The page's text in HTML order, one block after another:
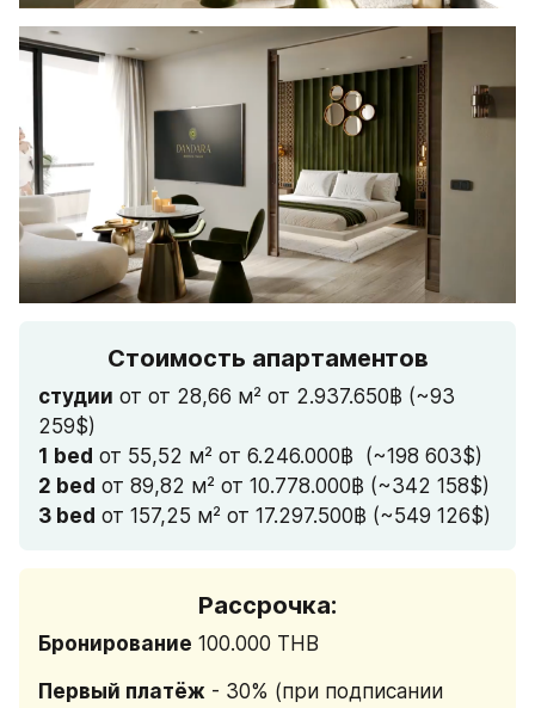
Стоимость апартаментов
студии от от 28,66 м² от 2.937.650฿ (~93
259$)
1 bed от 55,52 м² от 6.246.000฿  (~198 603$)
2 bed от 89,82 м² от 10.778.000฿ (~342 158$)
3 bed от 157,25 м² от 17.297.500฿ (~549 126$)
Рассрочка:
Бронирование 100.000 ТНВ
Первый платёж - 30% (при подписании